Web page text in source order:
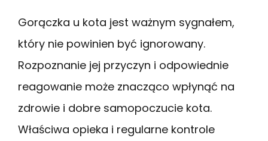
Gorączka u kota jest ważnym sygnałem,
który nie powinien być ignorowany.
Rozpoznanie jej przyczyn i odpowiednie
reagowanie może znacząco wpłynąć na
zdrowie i dobre samopoczucie kota.
Właściwa opieka i regularne kontrole